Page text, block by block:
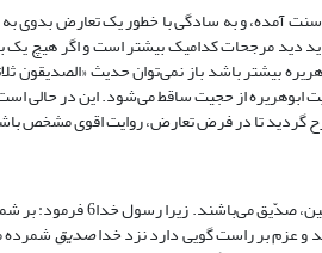
آمده، و به سادگی با خطور یک تعارض بدوی
دید مرجحات کدامیک بیشتر است و اگر هیچ یک
5: 27). بلکه به علت تعارض آن با روایت ابوهریره از حجیت ساقط
گردید تا در فرض تعارض، روایت اقوی مشخص
ابن تیمیه می‌گوید: صدیقون منحصر
و عزم بر راست گویی دارد نزد خداصدیقشمرده